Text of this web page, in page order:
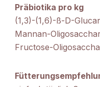
Präbiotika pro kg
(1,3)-(1,6)-ß-D-
Mannan-
Fructose-